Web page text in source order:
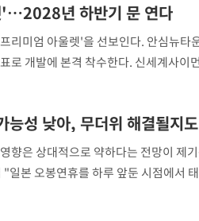
'…2028년 하반기 문 연다
리미엄 아울렛'을 선보인다. 안심뉴타
로 개발에 본격 착수한다. 신세계사이
만2443평) 규모 부지에 대한 토지매매
성 낮아, 무더위 해결될지
향은 상대적으로 약하다는 전망이 제
본 오봉연휴를 하루 앞둔 시점에서
는 일본의 전통 명절로, 올해 오봉